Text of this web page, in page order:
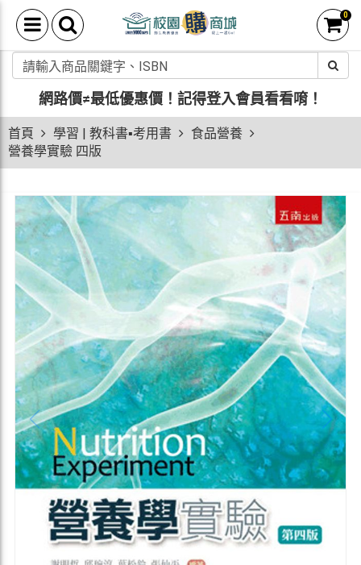
0
網路價≠最低優惠價！ 記得登入會員看看唷！
首頁 學習 | 教科書▪考用書
食品營養
營養學實驗 四版